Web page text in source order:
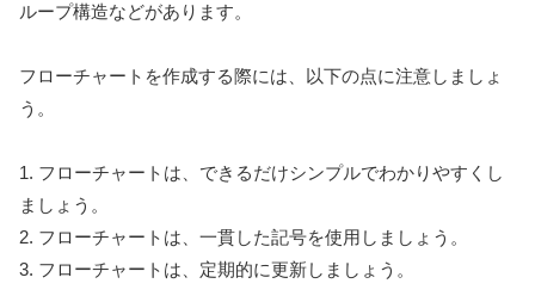
ループ構造などがあります。
フローチャートを作成する際には、以下の点に注意しましょ
う。
1. フローチャートは、できるだけシンプルでわかりやすくし
ましょう。
2. フローチャートは、一貫した記号を使用しましょう。
3. フローチャートは、定期的に更新しましょう。